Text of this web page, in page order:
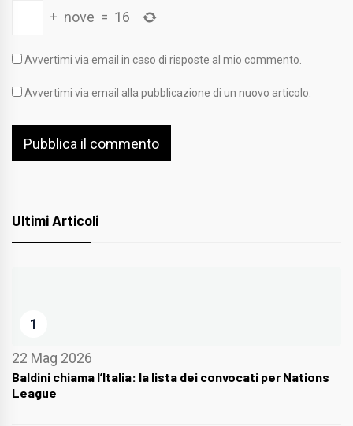
+ nove = 16
Avvertimi via email in caso di risposte al mio commento.
Avvertimi via email alla pubblicazione di un nuovo articolo.
Ultimi Articoli
1
22 Mag 2026
Baldini chiama l’Italia: la lista dei convocati per Nations
League